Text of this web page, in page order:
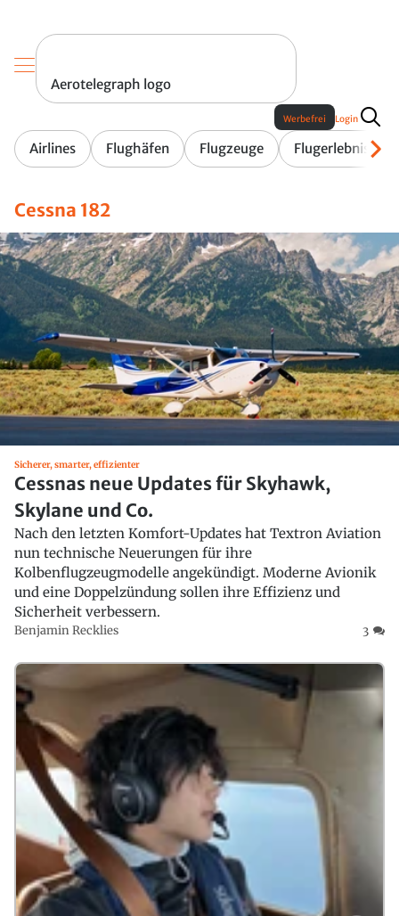
Aerotelegraph logo
Airlines Flughäfen Flugzeuge Flugerlebnis
Werbefrei Login
Cessna 182
Sicherer, smarter, effizienter
Cessnas neue Updates für Skyhawk,
Skylane und Co.
Nach den letzten Komfort-Updates hat Textron Aviation
nun technische Neuerungen für ihre
Kolbenflugzeugmodelle angekündigt. Moderne Avionik
und eine Doppelzündung sollen ihre Effizienz und
Sicherheit verbessern.
Benjamin Recklies 3